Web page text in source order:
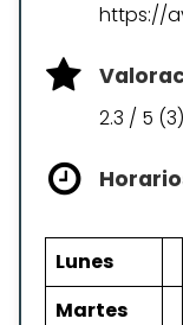
https://
2.3 / 5 (3)
Lunes
Martes